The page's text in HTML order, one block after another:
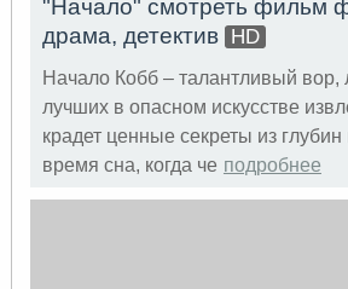
"Начало" смотреть фильм
драма, детектив HD
Начало Кобб – талантливый вор,
лучших в опасном искусстве
крадет ценные секреты из
время сна, когда че подробнее